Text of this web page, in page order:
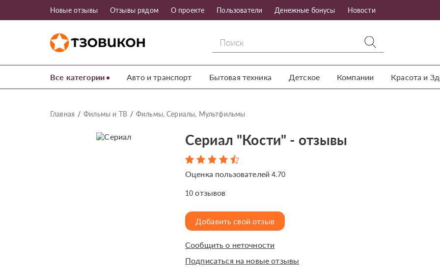
Новые отзывы Отзывы рядом О проекте Пользователи Денежные бонусы Новости
Все категории Авто и транспорт Бытовая техника Детское Компании Красота и
Главная Фильмы и ТВ Фильмы, Сериалы, Мультфильмы
Сериал "Кости" - отзывы
Оценка пользователей4.70
10 отзывов
Добавить свой отзыв
Сообщить о неточности
Подписаться на новые отзывы